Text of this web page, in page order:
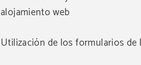
alojamiento web
Utilización de los formularios de